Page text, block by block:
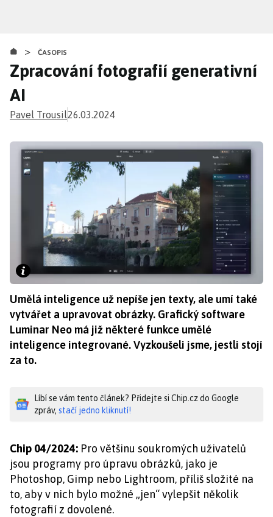
obsahu
> ČASOPIS
Zpracování fotografií generativní
AI
Pavel Trousil26.03.2024
Umělá inteligence už nepíše jen texty, ale umí také
vytvářet a upravovat obrázky. Grafický software
Luminar Neo má již některé funkce umělé
inteligence integrované. Vyzkoušeli jsme, jestli stojí
za to.
Líbí se vám tento článek? Přidejte si Chip.cz do Google
zpráv, stačí jedno kliknutí!
Chip 04/2024: Pro většinu soukromých uživatelů
jsou programy pro úpravu obrázků, jako je
Photoshop, Gimp nebo Lightroom, příliš složité na
to, aby v nich bylo možné „jen“ vylepšit několik
fotografií z dovolené.